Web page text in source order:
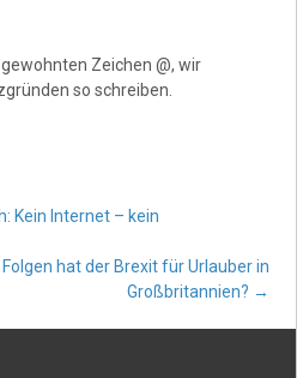
Zeichen @, wir
so schreiben.
Kein Internet – kein
hat der Brexit für Urlauber in
Großbritannien? →